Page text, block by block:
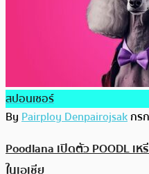
สปอนเซอร์
ByPairploy Denpairojsakกร
Poodlana เปิดตัว POODL